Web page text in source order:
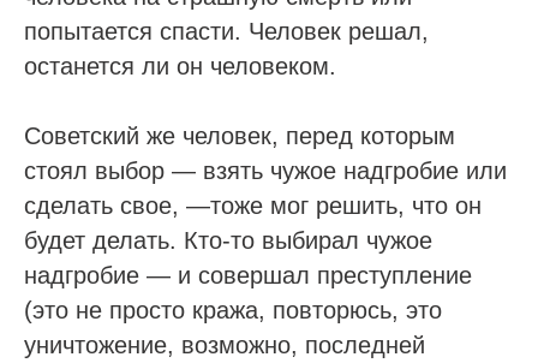
попытается спасти. Человек решал,
останется ли он человеком.
Советский же человек, перед которым
стоял выбор — взять чужое надгробие или
сделать свое, —тоже мог решить, что он
будет делать. Кто-то выбирал чужое
надгробие — и совершал преступление
(это не просто кража, повторюсь, это
уничтожение, возможно, последней